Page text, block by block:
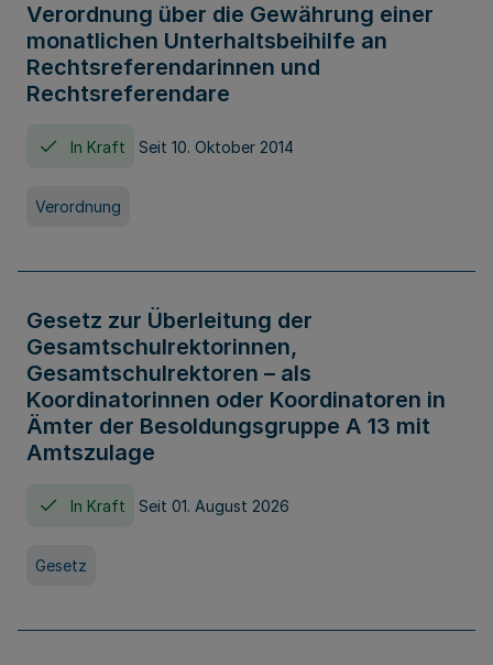
Verordnung über die Gewährung einer
monatlichen Unterhaltsbeihilfe an
Rechtsreferendarinnen und
Rechtsreferendare
In Kraft Seit 10. Oktober 2014
Verordnung
Gesetz zur Überleitung der
Gesamtschulrektorinnen,
Gesamtschulrektoren – als
Koordinatorinnen oder Koordinatoren in
Ämter der Besoldungsgruppe A 13 mit
Amtszulage
In Kraft Seit 01. August 2026
Gesetz